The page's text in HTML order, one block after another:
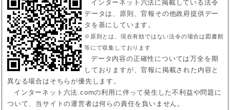
インターネット六法に掲載している法令
データは、原則、官報その他政府提供デー
タを基にしています。
※原則とは、現在有効ではない法令の場合は図書館
等にて収集しております
データ内容の正確性については万全を期
しておりますが、官報に掲載された内容と
異なる場合はそちらが優先します。
インターネット六法.comの利用に伴って発生した不利益や問題に
ついて、当サイトの運営者は何らの責任を負いません。